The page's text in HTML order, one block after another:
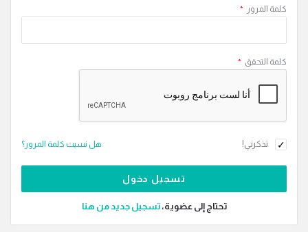
كلمة المرور *
كلمة التحقق *
تذكرني! هل نسيت كلمة المرور؟
تحتاج إلى عضوية،‫تسجيل جديد من هنا